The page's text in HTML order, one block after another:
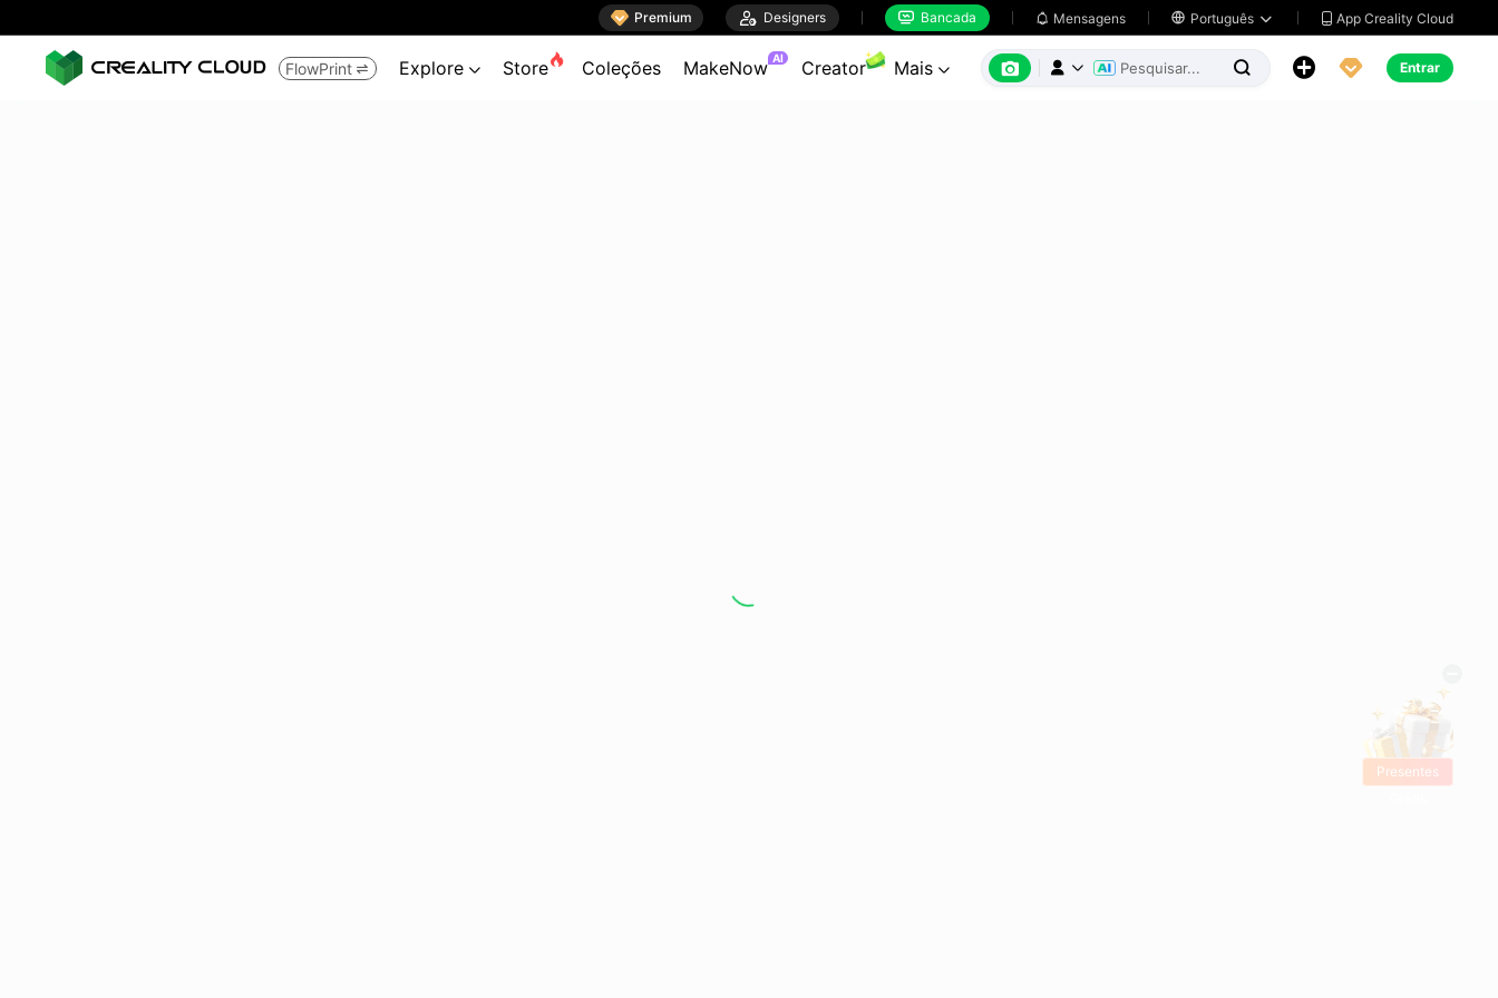
 Premium  Designers  Bancada  Mensagens  Português   App Creality Cloud
FlowPrint  Explore  Store Coleções MakeNow AI Creator Mais        Entrar
Presentes